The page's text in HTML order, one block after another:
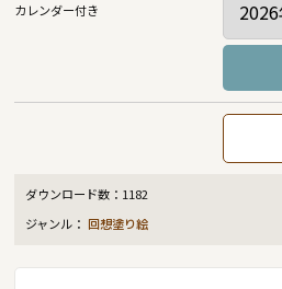
カレンダー付き
ダウンロード数： 1182
ジャンル：回想塗り絵